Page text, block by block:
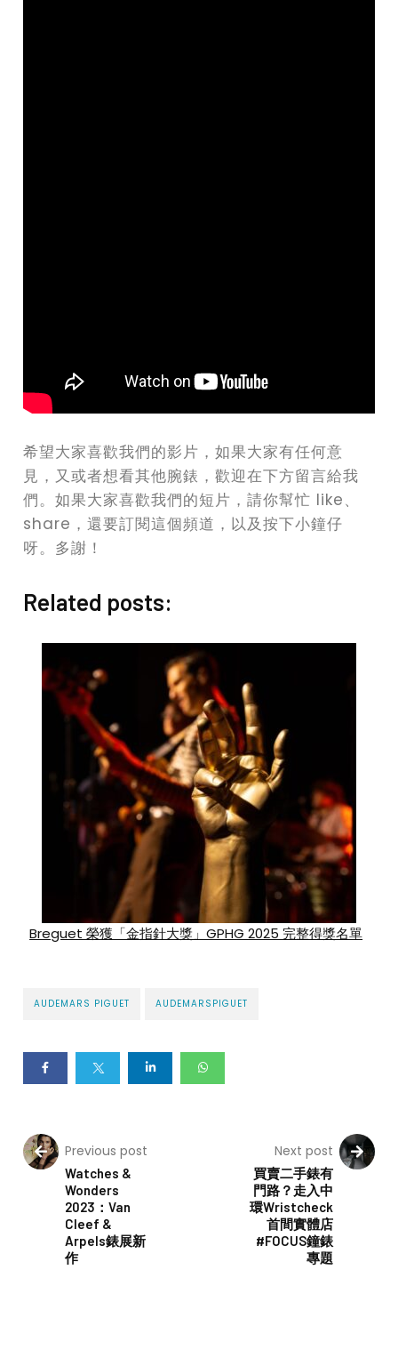
希望大家喜歡我們的影片，如果大家有任何意
見，又或者想看其他腕錶，歡迎在下方留言給我
們。如果大家喜歡我們的短片，請你幫忙 like、
share，還要訂閱這個頻道，以及按下小鐘仔
呀。多謝！
Related posts:
Breguet 榮獲「金指針大獎」GPHG 2025 完整得獎名單
AUDEMARS PIGUET AUDEMARSPIGUET
Previous post
Watches &
Wonders
2023：Van
Cleef &
Arpels錶展新
作
Next post
買賣二手錶有
門路？走入中
環Wristcheck
首間實體店
#FOCUS鐘錶
專題